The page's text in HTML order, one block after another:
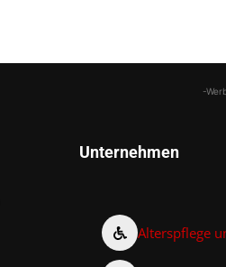
-
Unternehmen
Alterspflege